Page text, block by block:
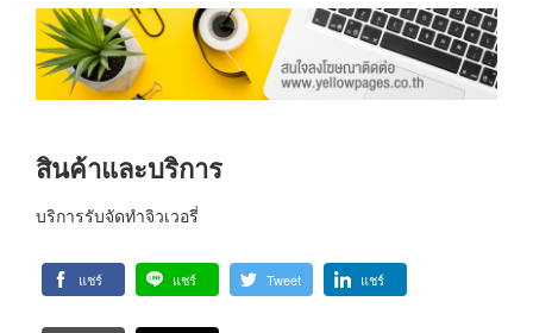
สินค้าและบริการ
บริการรับจัดทำจิวเวอรี่
แชร์ แชร์ Tweet แชร์